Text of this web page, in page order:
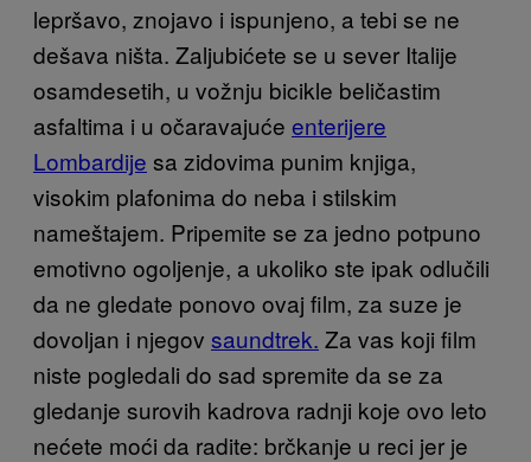
lepršavo, znojavo i ispunjeno, a tebi se ne
dešava ništa. Zaljubićete se u sever Italije
osamdesetih, u vožnju bicikle beličastim
asfaltima i u očaravajuće enterijere
Lombardije sa zidovima punim knjiga,
visokim plafonima do neba i stilskim
nameštajem. Pripemite se za jedno potpuno
emotivno ogoljenje, a ukoliko ste ipak odlučili
da ne gledate ponovo ovaj film, za suze je
dovoljan i njegov saundtrek. Za vas koji film
niste pogledali do sad spremite da se za
gledanje surovih kadrova radnji koje ovo leto
nećete moći da radite: brčkanje u reci jer je